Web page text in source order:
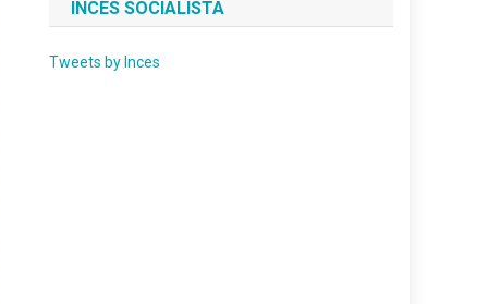
INCES SOCIALISTA
Tweets by Inces